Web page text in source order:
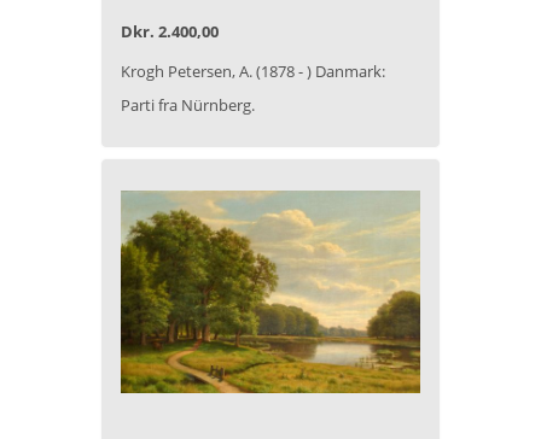
Dkr. 2.400,00
Krogh Petersen, A. (1878 - ) Danmark:
Parti fra Nürnberg.